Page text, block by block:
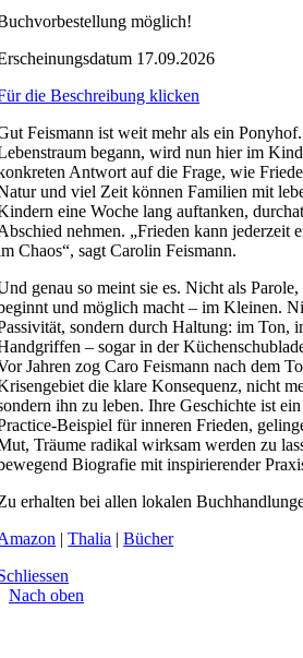
möglich!
17.09.2026
die Beschreibung klicken
Feismann ist weit mehr als ein
begann, wird nun hier im
Antwort auf die Frage, wie
und viel Zeit können Familien mit
eine Woche lang auftanken,
nehmen. „Frieden kann jederzeit
Chaos“, sagt Carolin Feismann.
genau so meint sie es. Nicht als
und möglich macht – im Kleinen.
sondern durch Haltung: im Ton,
– sogar in der
Jahren zog Caro Feismann nach dem
die klare Konsequenz, nicht
ihn zu leben. Ihre Geschichte ist
Beispiel für inneren Frieden,
Träume radikal wirksam werden zu
Biografie mit inspirierender
erhalten bei allen lokalen
|Thalia |Bücher
Nach oben